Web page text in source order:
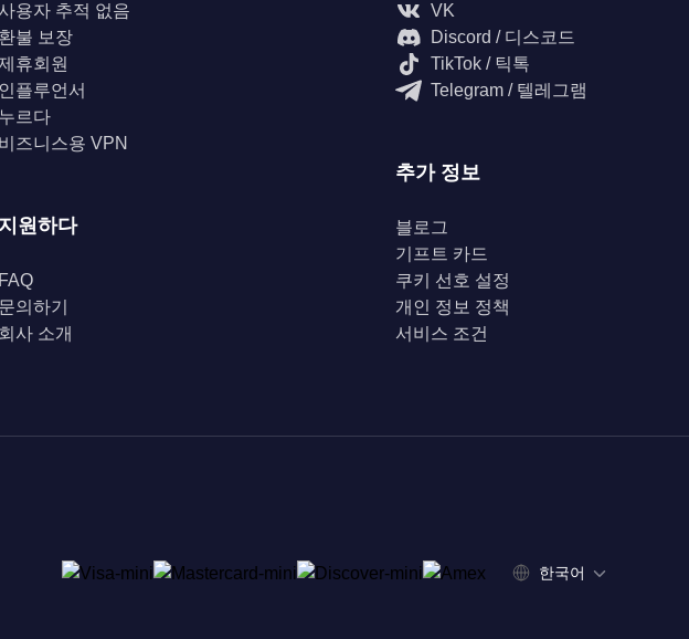
용자 추적 없음
환불 보장
휴회원
인플루언서
누르다
비즈니스용 VPN
지원하다
FAQ
문의하기
회사 소개
VK
Discord / 디스코드
TikTok / 틱톡
Telegram / 텔레그램
추가 정보
블로그
기프트 카드
쿠키 선호 설정
개인 정보 정책
서비스 조건
한국어